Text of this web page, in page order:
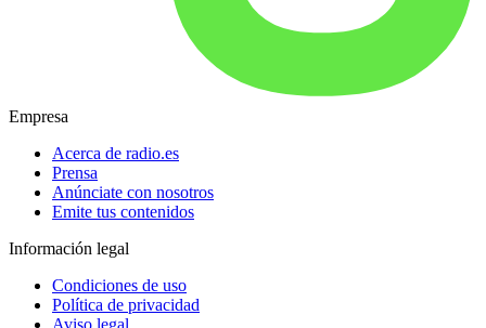
Empresa
Acerca de radio.es
Prensa
Anúnciate con nosotros
Emite tus contenidos
Información legal
Condiciones de uso
Política de privacidad
Aviso legal